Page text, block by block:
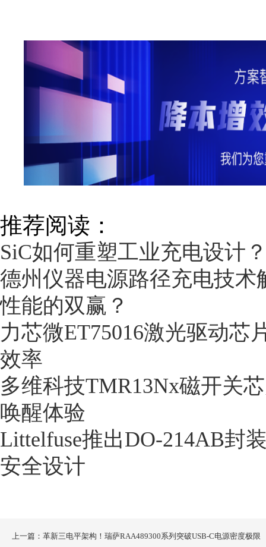
推荐阅读：
SiC如何重塑工业充电设计
德州仪器电源路径充电技
性能的双赢？
力芯微ET75016激光驱动芯
效率
多维科技TMR13Nx磁开关
唤醒体验
Littelfuse推出DO-214AB封
安全设计
上一篇：革新三电平架构！瑞萨RAA489300系列突破USB-C电源密度极限